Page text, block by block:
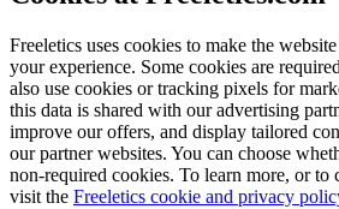
Freeletics uses cookies to make the
your experience. Some cookies are
also use cookies or tracking pixels for
this data is shared with our advertising
improve our offers, and display tailored
our partner websites. You can choose
non-required cookies. To learn more, or to
visit the Freeletics cookie and privacy